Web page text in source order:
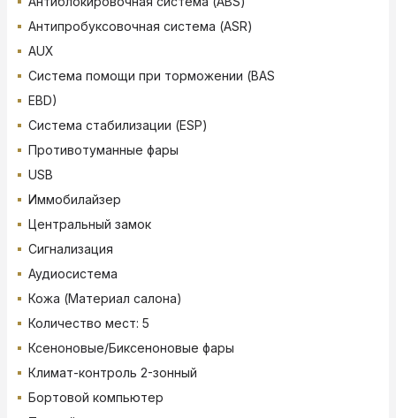
Антипробуксовочная система (ASR)
AUX
Система помощи при торможении (BAS
EBD)
Система стабилизации (ESP)
Противотуманные фары
USB
Иммобилайзер
Центральный замок
Сигнализация
Аудиосистема
Кожа (Материал салона)
Количество мест: 5
Ксеноновые/Биксеноновые фары
Климат-контроль 2-зонный
Бортовой компьютер